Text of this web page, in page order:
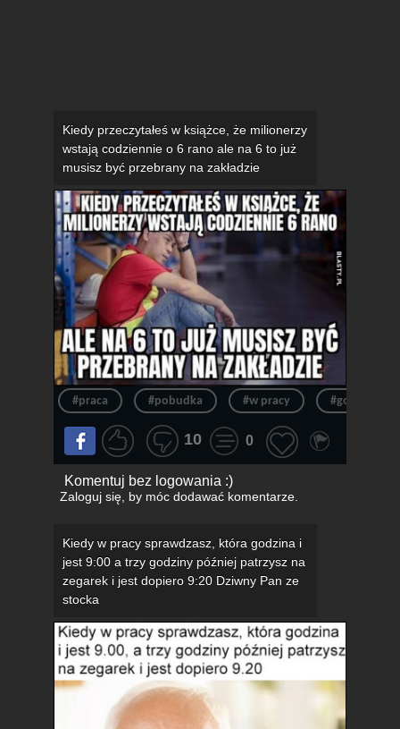
Kiedy przeczytałeś w książce, że milionerzy
wstają codziennie o 6 rano ale na 6 to już
musisz być przebrany na zakładzie
#praca #pobudka #w pracy #godzina
10 0
Komentuj bez logowania :)
Zaloguj się, by móc dodawać komentarze.
Kiedy w pracy sprawdzasz, która godzina i
jest 9:00 a trzy godziny później patrzysz na
zegarek i jest dopiero 9:20 Dziwny Pan ze
stocka